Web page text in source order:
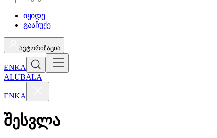
იყიდე
გააჩუქე
ავტორიზაცია
ENKA
ALUBALA
ENKA
შესვლა